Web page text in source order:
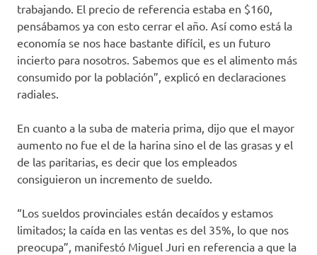
trabajando. El precio de referencia estaba en $160,
pensábamos ya con esto cerrar el año. Así como está la
economía se nos hace bastante difícil, es un futuro
incierto para nosotros. Sabemos que es el alimento más
consumido por la población”, explicó en declaraciones
radiales.
En cuanto a la suba de materia prima, dijo que el mayor
aumento no fue el de la harina sino el de las grasas y el
de las paritarias, es decir que los empleados
consiguieron un incremento de sueldo.
“Los sueldos provinciales están decaídos y estamos
limitados; la caída en las ventas es del 35%, lo que nos
preocupa”, manifestó Miguel Juri en referencia a que la